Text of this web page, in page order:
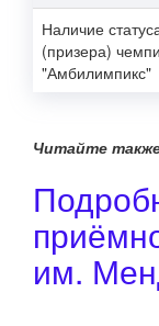
Наличие
(призера)
"Амбилимпикс"
Читайте
им.